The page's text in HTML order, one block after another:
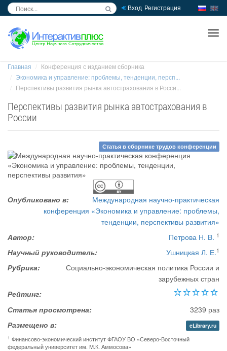
Вход Регистрация
Главная
Конференция с изданием сборника
Экономика и управление: проблемы, тенденции, персп...
Перспективы развития рынка автострахования в Росси...
Перспективы развития рынка автострахования в
России
Статья в сборнике трудов конференции
Опубликовано в:
Международная научно-практическая
конференция «Экономика и управление: проблемы,
тенденции, перспективы развития»
Автор:
Петрова Н. В. 1
Научный руководитель: Ушницкая Л. Е.1
Рубрика:
Социально-экономическая политика России и
зарубежных стран
Рейтинг:
Статья просмотрена:
3239 раз
Размещено в:
eLibrary.ru
1 Финансово-экономический институт ФГАОУ ВО «Северо-Восточный
федеральный университет им. М.К. Аммосова»